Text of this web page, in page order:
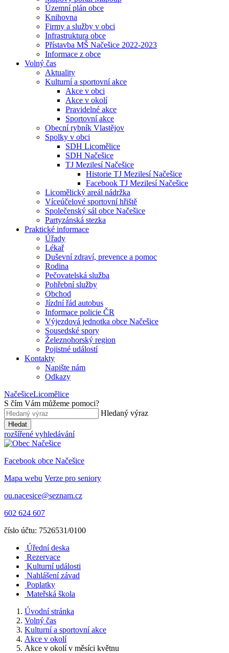
Územní plán obce
Knihovna
Firmy a služby v obci
Infrastruktura obce
Přístavba MŠ Načešice 2022-2023
Informace z obce
Volný čas
Aktuality
Kulturní a sportovní akce
Akce v obci
Akce v okolí
Pravidelné akce
Sportovní akce
Obecní rybník Vlastějov
Spolky v obci
SDH Licomělice
SDH Načešice
TJ Mezilesí Načešice
Historie TJ Mezilesí Načešice
Facebook TJ Mezilesí Načešice
Licomělický areál nádržka
Víceúčelové sportovní hřiště
Společenský sál obce Načešice
Partyzánská stezka
Praktické informace
Úřady
Lékař
Duševní zdraví, prevence a pomoc
Rodina
Pečovatelská služba
Pohřební služby
Obchod
Jízdní řád autobus
Informace policie ČR
Výjezdová jednotka obce Načešice
Sousedské spory
Železnohorský region
Pojistné událostí
Kontakty
Napište nám
Odkazy
NačešiceLicomělice
S čím Vám můžeme pomoci?
Hledaný výraz
Hledat
rozšířené vyhledávání
Facebook obce Načešice
Mapa webu Verze pro seniory
ou.nacesice@seznam.cz
602 624 607
číslo účtu: 7526531/0100
Úřední deska
Rezervace
Kulturní události
Nahlášení závad
Poplatky
Mateřská škola
Úvodní stránka
Volný čas
Kulturní a sportovní akce
Akce v okolí
Akce v okolí v měsíci květnu